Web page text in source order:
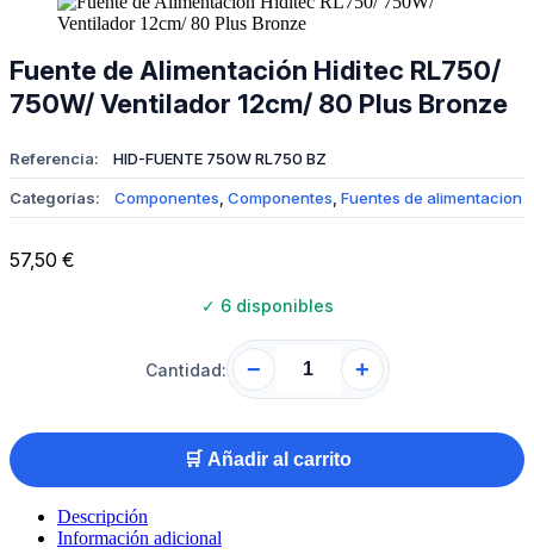
Fuente de Alimentación Hiditec RL750/
750W/ Ventilador 12cm/ 80 Plus Bronze
Referencia: HID-FUENTE 750W RL750 BZ
Categorías: Componentes Componentes Fuentes de alimentacion
57,50 €
✓ 6 disponibles
Cantidad: − +
🛒 Añadir al carrito
Descripción
Información adicional